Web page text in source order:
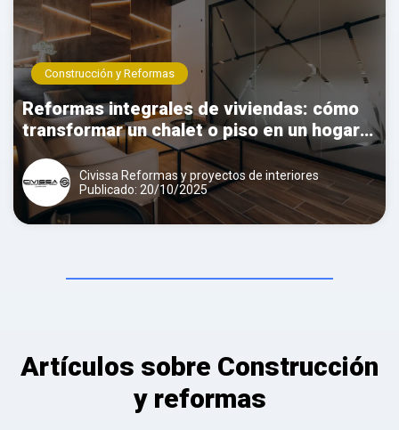
Construcción y Reformas
Reformas integrales de viviendas: cómo
transformar un chalet o piso en un hogar
moderno y funcional
Civissa Reformas y proyectos de interiores
Publicado: 20/10/2025
Artículos sobre Construcción
y reformas